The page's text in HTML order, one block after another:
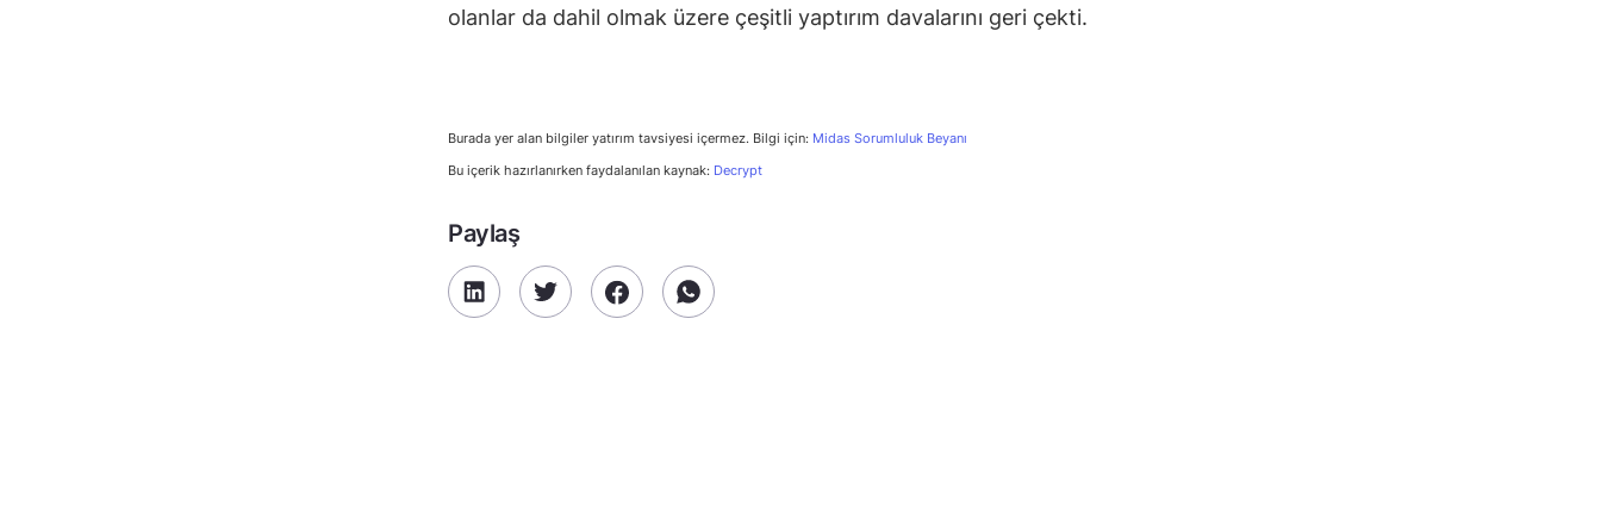
olanlar da dahil olmak üzere çeşitli yaptırım davalarını geri çekti.
Burada yer alan bilgiler yatırım tavsiyesi içermez. Bilgi için: Midas Sorumluluk Beyanı
Bu içerik hazırlanırken faydalanılan kaynak: Decrypt
Paylaş